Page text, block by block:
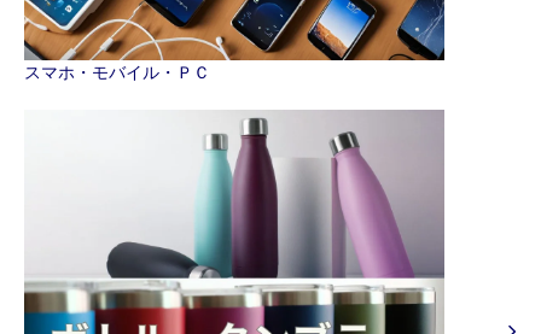
スマホ・モバイル・ＰＣ